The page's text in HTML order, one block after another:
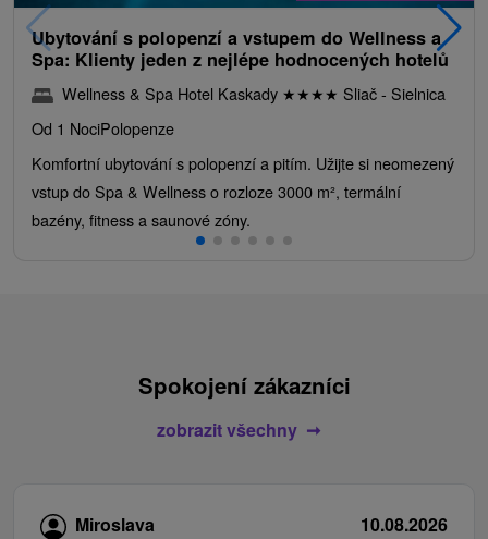
Ubytování s polopenzí a vstupem do Wellness a
Spa: Klienty jeden z nejlépe hodnocených hotelů
Wellness & Spa Hotel Kaskady ★★★★ Sliač - Sielnica
Od 1 NociPolopenze
Komfortní ubytování s polopenzí a pitím. Užijte si neomezený
vstup do Spa & Wellness o rozloze 3000 m², termální
bazény, fitness a saunové zóny.
Spokojení zákazníci
zobrazit všechny
Miroslava
10.08.2026